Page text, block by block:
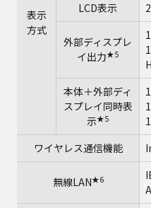
表示
方式
LCD表示
外部ディスプレ
イ出力★5
本体＋外部ディ
スプレイ同時表
示★5
ワイヤレス通信機能
無線LAN★6